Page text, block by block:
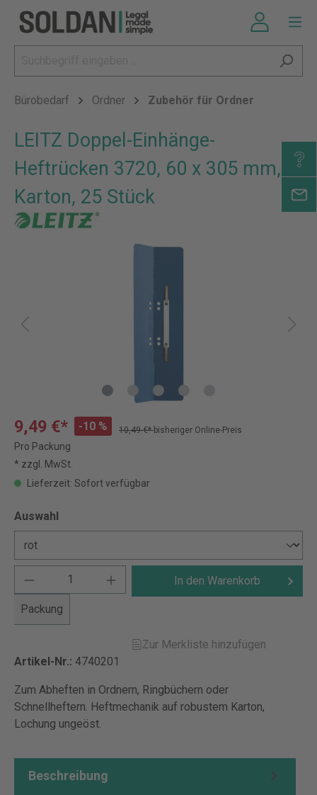
Bürobedarf Ordner Zubehör für Ordner
LEITZ Doppel-Einhänge-
Heftrücken 3720, 60 x 305 mm,
Karton, 25 Stück
9,49 €* -10 % 10,49 €*bisheriger Online-Preis
Pro Packung
* zzgl. MwSt.
Lieferzeit: Sofort verfügbar
Auswahl
Packung
In den Warenkorb
Zur Merkliste hinzufügen
Artikel-Nr.: 4740201
Zum Abheften in Ordnern, Ringbüchern oder
Schnellheftern. Heftmechanik auf robustem Karton,
Lochung ungeöst.
Beschreibung